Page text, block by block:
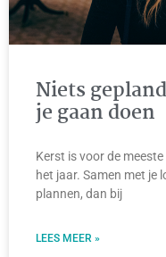
Niets
je gaan doen
Kerst is voor de
het jaar. Samen met je
plannen, dan bij
LEES MEER »